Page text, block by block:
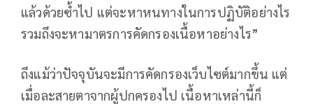
แล้วด้วยซ้ำไป แต่จะหาหนทางในการปฏิบัติอย่างไร
รวมถึงจะหามาตรการคัดกรองเนื้อหาอย่างไร”
ถึงแม้ว่าปัจจุบันจะมีการคัดกรองเว็บไซต์มากขึ้น แต่
เมื่อละสายตาจากผู้ปกครองไป เนื้อหาเหล่านี้ก็